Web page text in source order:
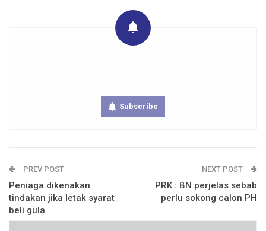
Subscribe
PREV POST
Peniaga dikenakan
tindakan jika letak syarat
beli gula
NEXT POST
PRK : BN perjelas sebab
perlu sokong calon PH